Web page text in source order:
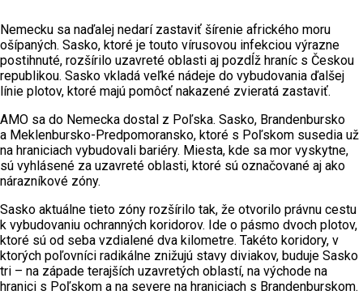
Nemecku sa naďalej nedarí zastaviť šírenie afrického moru
ošípaných. Sasko, ktoré je touto vírusovou infekciou výrazne
postihnuté, rozšírilo uzavreté oblasti aj pozdĺž hraníc s Českou
republikou. Sasko vkladá veľké nádeje do vybudovania ďalšej
línie plotov, ktoré majú pomôcť nakazené zvieratá zastaviť.
AMO sa do Nemecka dostal z Poľska. Sasko, Brandenbursko
a Meklenbursko-Predpomoransko, ktoré s Poľskom susedia už
na hraniciach vybudovali bariéry. Miesta, kde sa mor vyskytne,
sú vyhlásené za uzavreté oblasti, ktoré sú označované aj ako
nárazníkové zóny.
Sasko aktuálne tieto zóny rozšírilo tak, že otvorilo právnu cestu
k vybudovaniu ochranných koridorov. Ide o pásmo dvoch plotov,
ktoré sú od seba vzdialené dva kilometre. Takéto koridory, v
ktorých poľovníci radikálne znižujú stavy diviakov, buduje Sasko
tri – na západe terajších uzavretých oblastí, na východe na
hranici s Poľskom a na severe na hraniciach s Brandenburskom.